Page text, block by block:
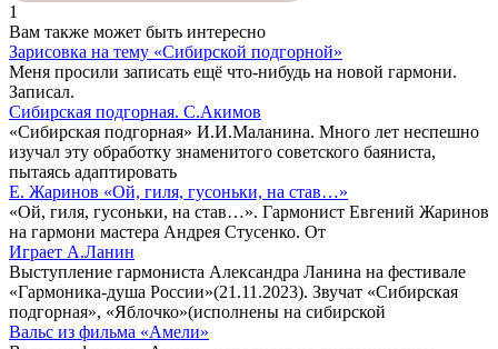
1
Вам также может быть интересно
Зарисовка на тему «Сибирской подгорной»
Меня просили записать ещё что-нибудь на новой гармони.
Записал.
Сибирская подгорная. С.Акимов
«Сибирская подгорная» И.И.Маланина. Много лет неспешно
изучал эту обработку знаменитого советского баяниста,
пытаясь адаптировать
Е. Жаринов «Ой, гиля, гусоньки, на став…»
«Ой, гиля, гусоньки, на став…». Гармонист Евгений Жаринов
на гармони мастера Андрея Стусенко. От
Играет А.Ланин
Выступление гармониста Александра Ланина на фестивале
«Гармоника-душа России»(21.11.2023). Звучат «Сибирская
подгорная», «Яблочко»(исполнены на сибирской
Вальс из фильма «Амели»